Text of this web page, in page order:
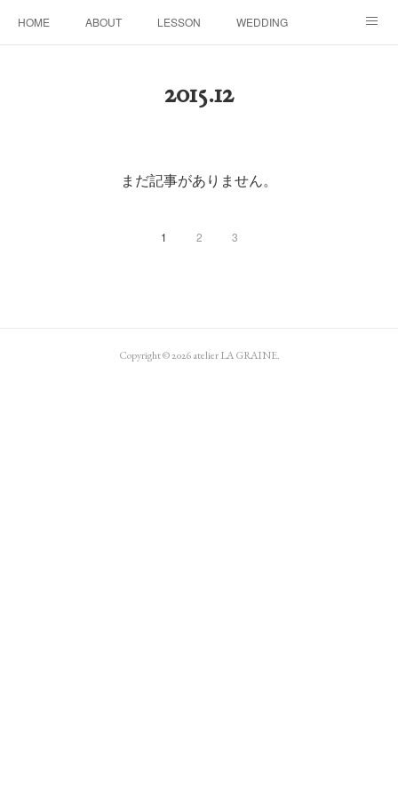
HOME ABOUT LESSON WEDDING
2015.12
まだ記事がありません。
1 2 3
Copyright ©2026atelier LA GRAINE.